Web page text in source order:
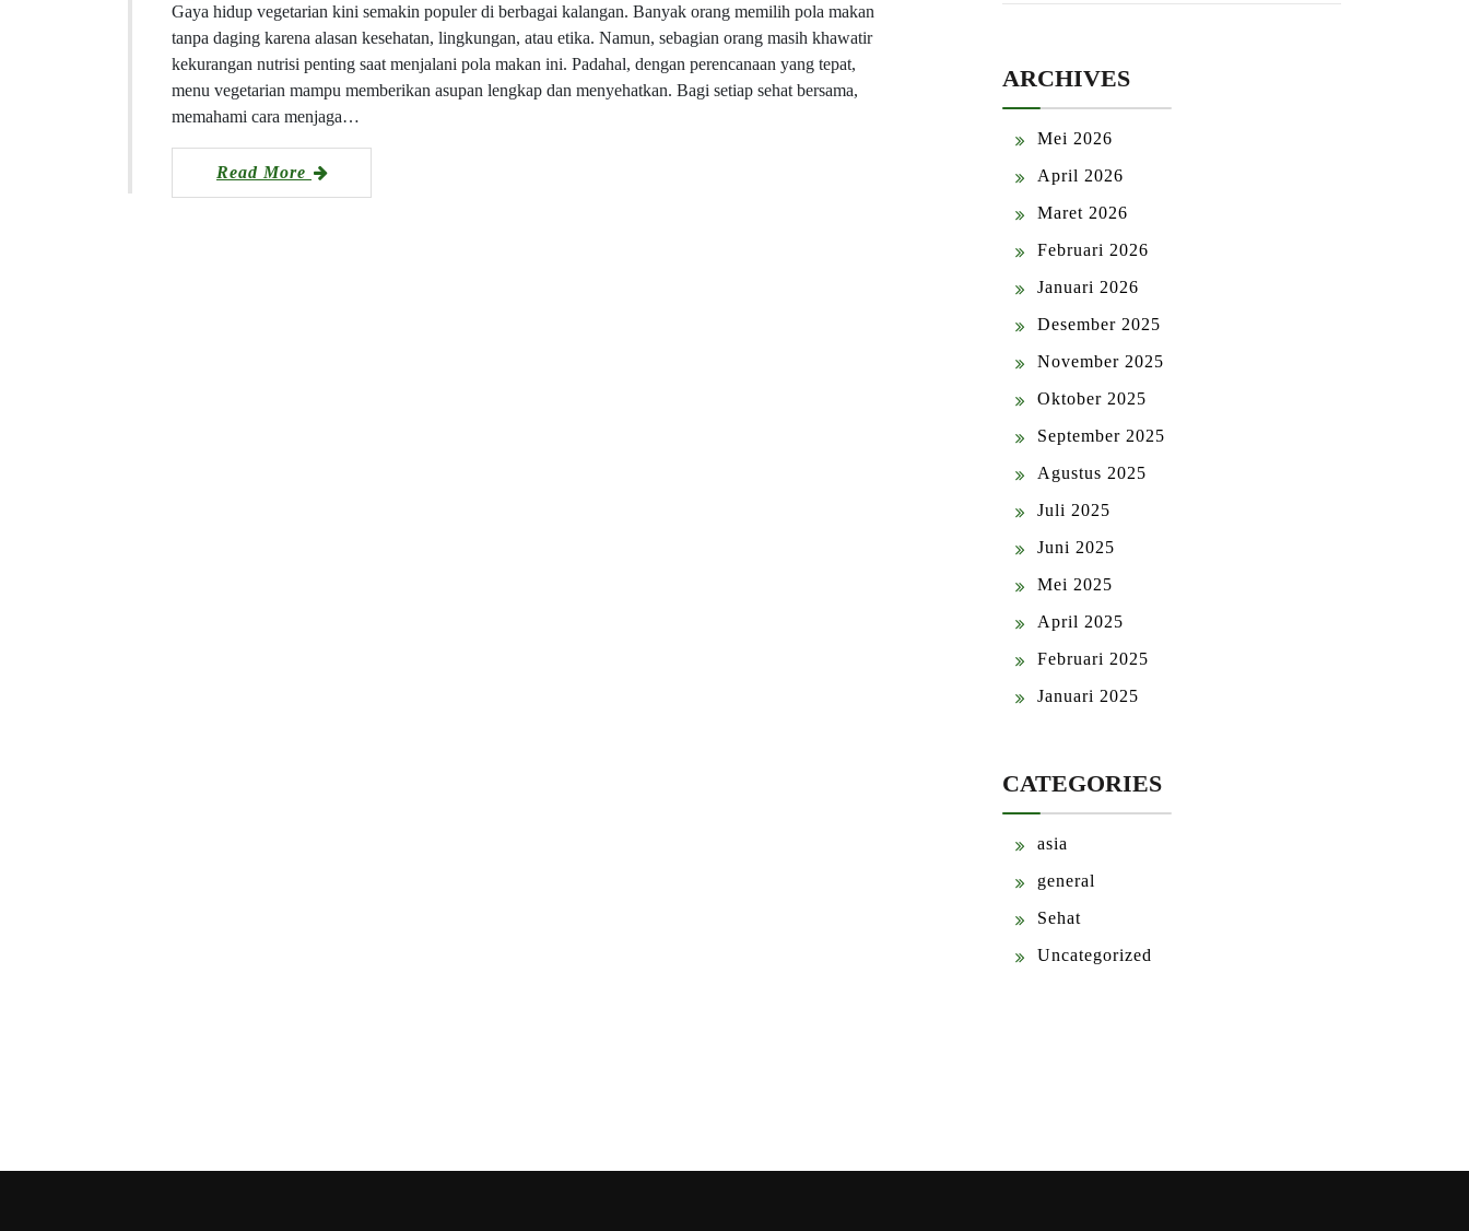
Gaya hidup vegetarian kini semakin populer di berbagai kalangan. Banyak orang memilih pola makan
tanpa daging karena alasan kesehatan, lingkungan, atau etika. Namun, sebagian orang masih khawatir
kekurangan nutrisi penting saat menjalani pola makan ini. Padahal, dengan perencanaan yang tepat,
menu vegetarian mampu memberikan asupan lengkap dan menyehatkan. Bagi setiap sehat bersama,
memahami cara menjaga…
Read More
ARCHIVES
Mei 2026
April 2026
Maret 2026
Februari 2026
Januari 2026
Desember 2025
November 2025
Oktober 2025
September 2025
Agustus 2025
Juli 2025
Juni 2025
Mei 2025
April 2025
Februari 2025
Januari 2025
CATEGORIES
asia
general
Sehat
Uncategorized